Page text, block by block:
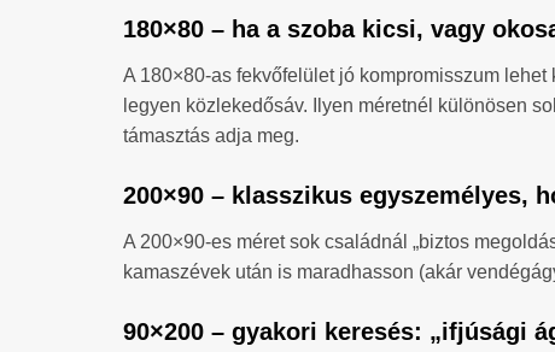
180×80 – ha a szoba kicsi, vagy
A 180×80-as fekvőfelület jó kompromisszum
legyen közlekedősáv. Ilyen méretnél különösen
támasztás adja meg.
200×90 – klasszikus egyszemélyes,
A 200×90-es méret sok családnál „biztos
kamaszévek után is maradhasson (akár
90×200 – gyakori keresés: „ifjúsági